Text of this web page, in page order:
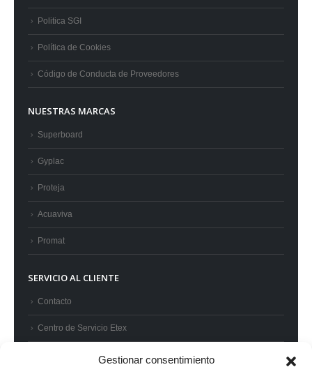
Gestionar consentimiento
Politica SGI
Política de Cookies
Código de Conducta de Proveedores
NUESTRAS MARCAS
Superboard
Gyplac
Proteja
Acuaviva
Promat
SERVICIO AL CLIENTE
Contacto
Centro de Servicio Etex
Preguntas frecuentes